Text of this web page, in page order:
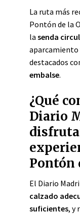
La ruta más
Pontón de la
la senda
aparcamiento
destacados
embalse.
¿Qué
Diario
Pontón
El Diario
calzado
suficientes, y